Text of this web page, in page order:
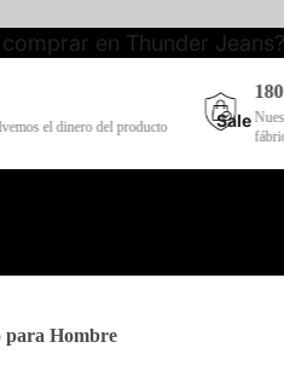
Sale
en Thunder Jeans?
producto
180 Días de
Nuestros productos
fábrica
para Hombre